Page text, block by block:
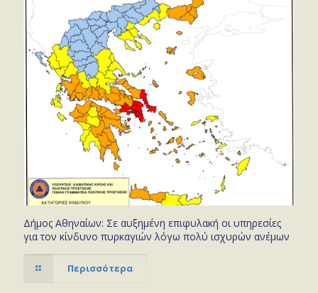
Δήμος Αθηναίων: Σε αυξημένη επιφυλακή οι υπηρεσίες
για τον κίνδυνο πυρκαγιών λόγω πολύ ισχυρών ανέμων
Περισσότερα